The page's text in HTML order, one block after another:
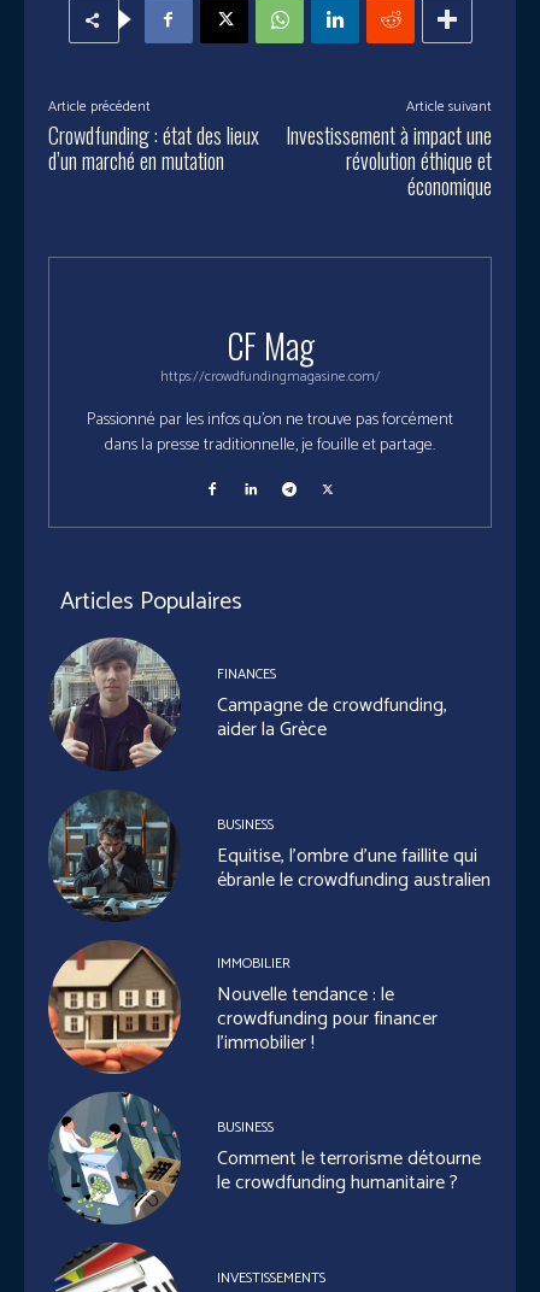
Article précédent
Crowdfunding : état des lieux
d’un marché en mutation
Article suivant
Investissement à impact une
révolution éthique et
économique
CF Mag
https://crowdfundingmagasine.com/
Passionné par les infos qu'on ne trouve pas forcément
dans la presse traditionnelle, je fouille et partage.
Articles Populaires
FINANCES
Campagne de crowdfunding,
aider la Grèce
BUSINESS
Equitise, l’ombre d’une faillite qui
ébranle le crowdfunding australien
IMMOBILIER
Nouvelle tendance : le
crowdfunding pour financer
l’immobilier !
BUSINESS
Comment le terrorisme détourne
le crowdfunding humanitaire ?
INVESTISSEMENTS